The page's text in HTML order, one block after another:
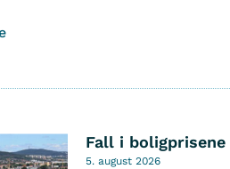
Fall i
5. august 2026